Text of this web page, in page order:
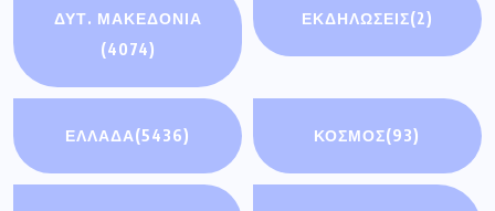
ΔΥΤ. ΜΑΚΕΔΟΝΙΑ
(4074)
ΕΚΔΗΛΩΣΕΙΣ(2)
ΕΛΛΑΔΑ(5436) ΚΟΣΜΟΣ(93)